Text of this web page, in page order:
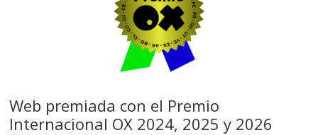
Web premiada con el Premio
Internacional OX 2024, 2025 y 2026